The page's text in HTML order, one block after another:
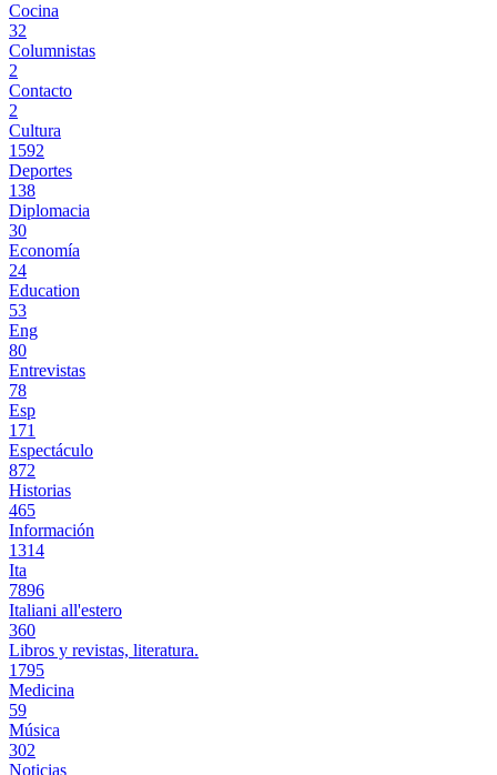
Cocina
32
Columnistas
2
Contacto
2
Cultura
1592
Deportes
138
Diplomacia
30
Economía
24
Education
53
Eng
80
Entrevistas
78
Esp
171
Espectáculo
872
Historias
465
Información
1314
Ita
7896
Italiani all'estero
360
Libros y revistas, literatura.
1795
Medicina
59
Música
302
Noticias